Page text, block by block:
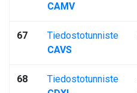
CAMV
67
Tiedostotunniste
CAVS
68
Tiedostotunniste